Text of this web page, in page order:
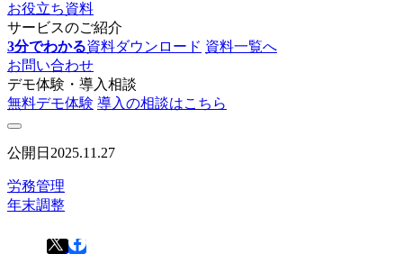
お役立ち資料
サービスのご紹介
3分でわかる資料ダウンロード 資料一覧へ
お問い合わせ
デモ体験・導入相談
無料デモ体験 導入の相談はこちら
公開日 2025.11.27
労務管理
年末調整